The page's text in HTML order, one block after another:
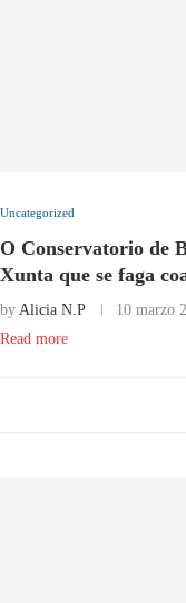
Uncategorized
O Conservatorio de
Xunta que se faga
by Alicia N.P 10 marzo
Read more